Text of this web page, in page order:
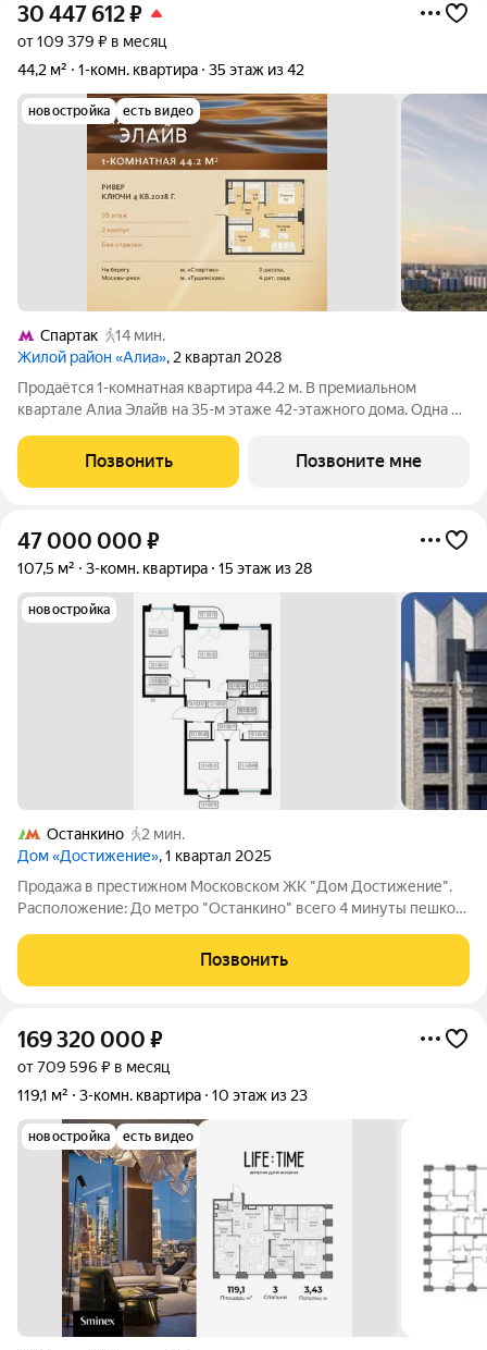
30 447 612₽
от 109 379 ₽ в месяц
44,2 м²
1-комн. квартира 35 этаж из 42
новостройка есть видео
Спартак
14 мин.
Жилой район «Алиа», 2 квартал 2028
Продаётся 1-комнатная квартира 44.2 м. В премиальном
квартале Алиа Элайв на 35-м этаже 42-этажного дома. Одна из
премиальный квартал Алиа Элайв. Это две башни LIGHTHOUSE
от бюро APEX на первой
Позвонить Позвоните мне
47 000 000 ₽
107,5 м² 3-комн. квартира 15 этаж из 28
новостройка
Останкино
2 мин.
Дом «Достижение», 1 квартал 2025
Продажа в престижном Московском ЖК "Дом Достижение".
Расположение: До метро "Останкино" всего 4 минуты пешком,
пешей доступности находятся школы и детские сады. Рядом
также расположены
Позвонить
169 320 000 ₽
от 709 596 ₽ в месяц
119,1 м²
3-комн. квартира 10 этаж из 23
новостройка есть видео